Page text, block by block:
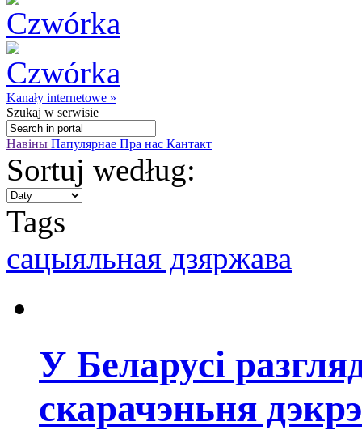
Kanały internetowe »
Szukaj w serwisie
Навіны Папулярнае Пра нас Кантакт
Sortuj według:
Tags
сацыяльная дзяржава
У Беларусі
скарачэньня